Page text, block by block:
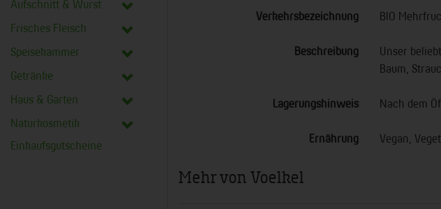
Aufschnitt & Wurst
Frisches Fleisch
Speisekammer
Getränke
Haus & Garten
Naturkosmetik
Einkaufsgutscheine
Verkehrsbezeichnung BIO
Beschreibung
Unser
Baum,
Lagerungshinweis Nach dem
Ernährung Vegan,
Mehr von Voelkel